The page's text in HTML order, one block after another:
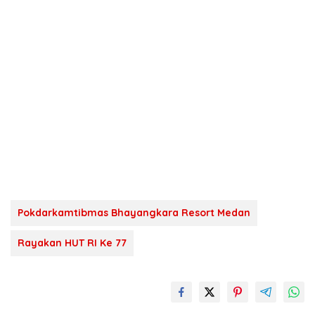
Pokdarkamtibmas Bhayangkara Resort Medan
Rayakan HUT RI Ke 77